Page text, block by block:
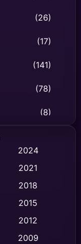
(26)
(17)
(141)
(78)
(8)
(47)
(436)
2024
2021
2018
2015
2012
2009